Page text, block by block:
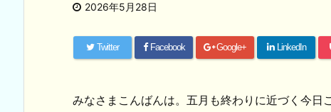
2026年5月28日
Twitter Facebook Google+ LinkedIn
みなさまこんばんは。五月も終わりに近づく今